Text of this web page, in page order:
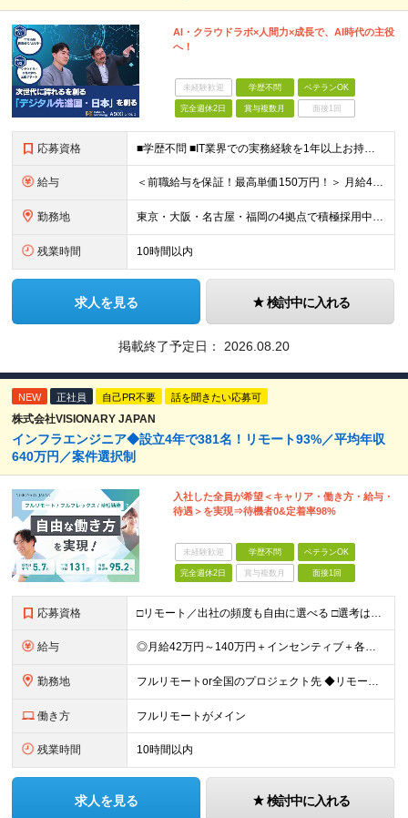
AI・クラウドラボ×人間力×成長で、AI時代の主役
へ！
未経験歓迎 学歴不問 ベテランOK
完全週休2日 賞与複数月 面接1回
応募資格 ■学歴不問 ■IT業界での実務経験を1年以上お持ちの方 ★経験した業務範囲／使用言語などの開発環境／前職での雇用形態は一切不問です！ 【設立4年目で440名に拡大中！】 年齢・経験も多様なメンバーが
給与 ＜前職給与を保証！最高単価150万円！＞ 月給40万円～120万円+賞与 ◎入社した全員が年収UPしています！平均161万円UP！ ※経験・能力などを考慮の上、決定します。 ※上記給与には、月30
勤務地 東京・大阪・名古屋・福岡の4拠点で積極採用中。 ※転居を伴う転勤はなし。U・Iターン大歓迎！ ※本社または各拠点近郊のプロジェクト先での勤務となります。 ※プロジェクトにより、フルリモート相談可 【
残業時間 10時間以内
求人を見る 検討中に入れる
掲載終了予定日： 2026.08.20
NEW 正社員 自己PR不要 話を聞きたい応募可
株式会社VISIONARY JAPAN
インフラエンジニア◆設立4年で381名！リモート93%／平均年収
640万円／案件選択制
入社した全員が希望＜キャリア・働き方・給与・
待遇＞を実現⇒待機者0&定着率98%
未経験歓迎 学歴不問 ベテランOK
完全週休2日 賞与複数月 面接1回
応募資格 □リモート／出社の頻度も自由に選べる □選考は役員とWeb面談1回のみ □学歴不問／第二新卒歓迎／ブランクOK 【応募条件】 ◎インフラエンジニアの実務経験1年以上をお持ちの方 └運用・監視だけの方
給与 ◎月給42万円～140万円＋インセンティブ＋各種手当 ・エンジニア平均年収640万円 ・入社したエンジニア全員年収UP！平均180万円UP！ ・還元率80~95%！平均還元率86.9% ・単価連動型⇒
勤務地 フルリモートor全国のプロジェクト先 ◆リモート実施率93%（リモート／出社の頻度も自分で選べる） ◆UIターン歓迎！転勤なし ※(変更の範囲)上記を除く当社関連勤務地 ＼独立した評価機関による評価
働き方 フルリモートがメイン
残業時間 10時間以内
求人を見る 検討中に入れる